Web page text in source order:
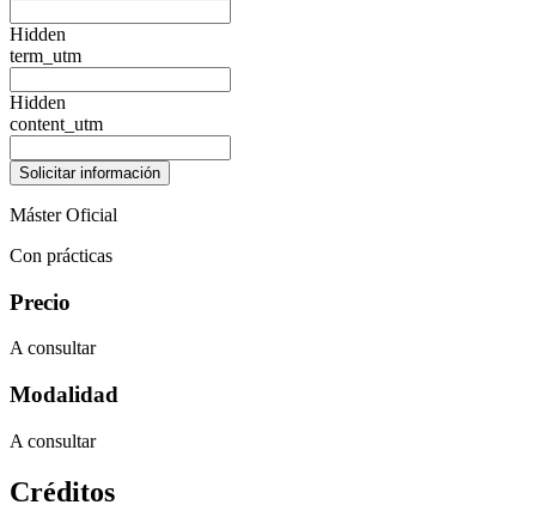
Hidden
term_utm
Hidden
content_utm
Máster Oficial
Con prácticas
Precio
A consultar
Modalidad
A consultar
Créditos